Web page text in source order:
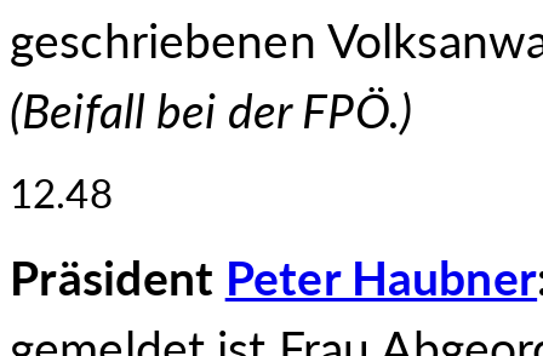
geschriebenen
(Beifall bei der FPÖ.)
12.48
Präsident Peter Haubner